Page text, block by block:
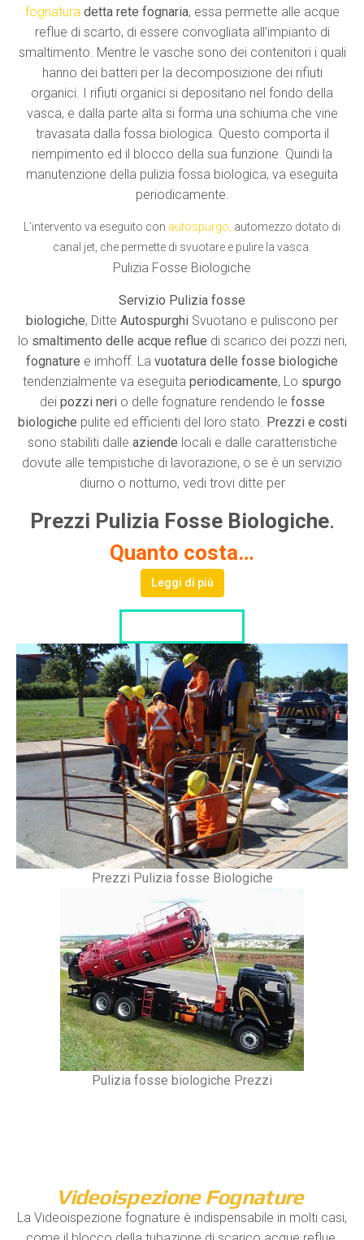
fognatura detta rete fognaria, essa permette alle acque
reflue di scarto, di essere convogliata all’impianto di
smaltimento. Mentre le vasche sono dei contenitori i quali
hanno dei batteri per la decomposizione dei rifiuti
organici. I rifiuti organici si depositano nel fondo della
vasca, e dalla parte alta si forma una schiuma che vine
travasata dalla fossa biologica. Questo comporta il
riempimento ed il blocco della sua funzione. Quindi la
manutenzione della pulizia fossa biologica, va eseguita
periodicamente.
L’intervento va eseguito con autospurgo automezzo dotato di
canal jet, che permette di svuotare e pulire la vasca.
Pulizia Fosse Biologiche
Servizio Pulizia fosse
biologiche, Ditte Autospurghi Svuotano e puliscono per
lo smaltimento delle acque reflue di scarico dei pozzi neri,
fognature e imhoff. La vuotatura delle fosse biologiche
tendenzialmente va eseguita periodicamente, Lo spurgo
dei pozzi nerio delle fognature rendendo le fosse
biologiche pulite ed efficienti del loro stato. Prezzi e costi
sono stabiliti dalle aziende locali e dalle caratteristiche
dovute alle tempistiche di lavorazione, o se è un servizio
diurno o notturno, vedi trovi ditte per
Prezzi Pulizia Fosse Biologiche.
Quanto costa…
Leggi di più
Prezzi Pulizia fosse Biologiche
Pulizia fosse biologiche Prezzi
Videoispezione Fognature
La Videoispezione fognature è indispensabile in molti casi,